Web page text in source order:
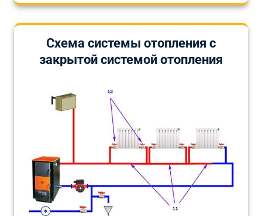
Схема системы отопления с
закрытой системой отопления